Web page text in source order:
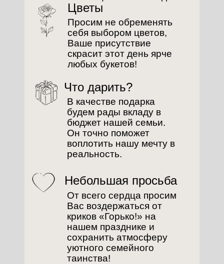
Что дарить?
Просим не обременять
себя выбором цветов,
Ваше присутствие
скрасит этот день ярче
любых букетов!
Небольшая просьба
От всего сердца просим
Вас воздержаться от
криков «Горько!» на
нашем празднике и
сохранить атмосферу
уютного семейного
таинства!
Цветы
В качестве подарка
будем рады вкладу в
бюджет нашей семьи.
Он точно поможет
воплотить нашу мечту в
реальность.